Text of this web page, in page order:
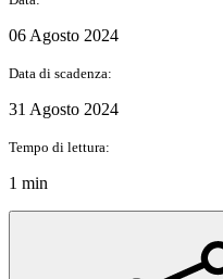
06 Agosto 2024
Data di scadenza:
31 Agosto 2024
Tempo di lettura:
1 min